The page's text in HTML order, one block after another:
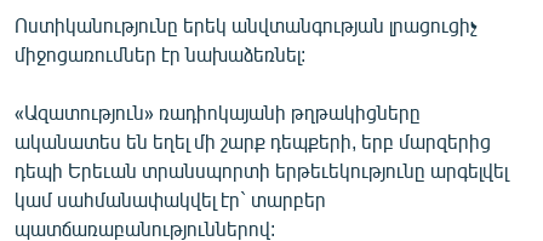
Ոստիկանությունը երեկ անվտանգության լրացուցիչ
միջոցառումներ էր նախաձեռնել:
«Ազատություն» ռադիոկայանի թղթակիցները
ականատես են եղել մի շարք դեպքերի, երբ մարզերից
դեպի Երեւան տրանսպորտի երթեւեկությունը արգելվել
կամ սահմանափակվել էր` տարբեր
պատճառաբանություններով: